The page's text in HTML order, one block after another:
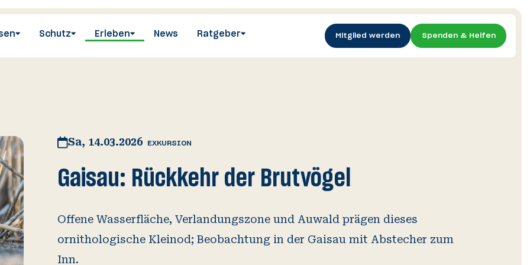
Schutz Erleben News Ratgeber
Jahres
Vogel-
Ornitho.at
und
Wildtierkriminalität
Mitglied werden Spenden & Helfen
Sa, 14.03.2026 EXKURSION
Gaisau: Rückkehr der Brutvögel
Offene Wasserfläche, Verlandungszone und Auwald prägen dieses
ornithologische Kleinod; Beobachtung in der Gaisau mit Abstecher zum
Inn.